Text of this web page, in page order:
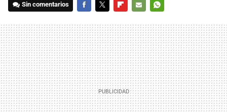
Sin comentarios
MAIL